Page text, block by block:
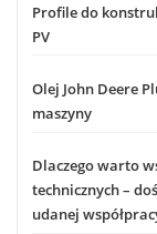
Profile do
PV
Olej John Deere
maszyny
Dlaczego warto
technicznych –
udanej